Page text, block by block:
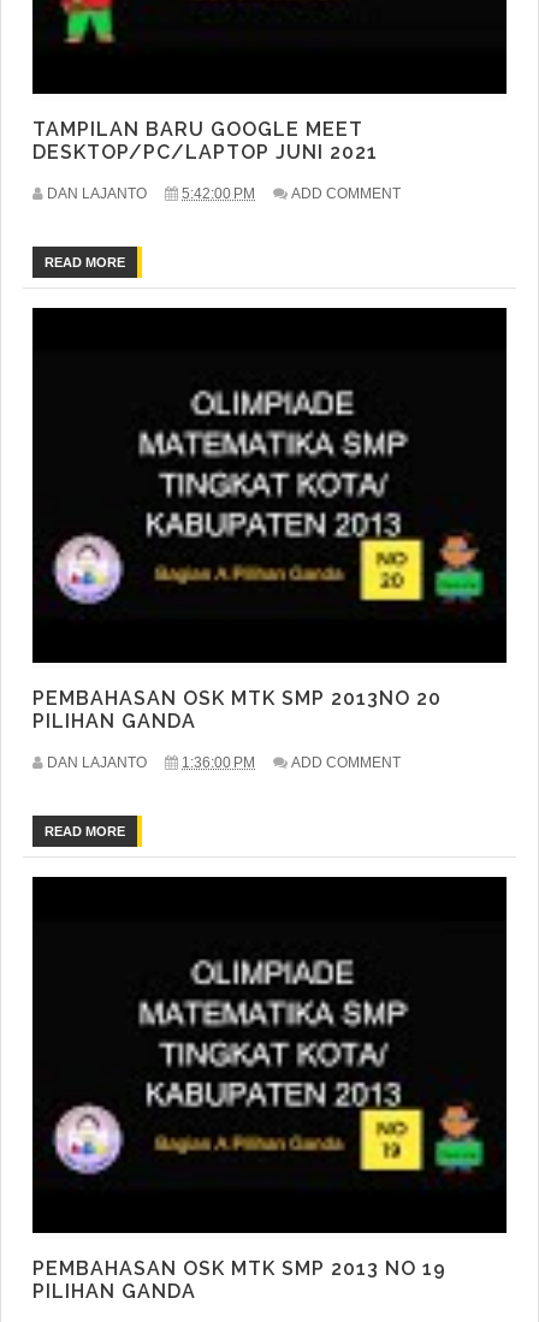
TAMPILAN BARU GOOGLE MEET
DESKTOP/PC/LAPTOP JUNI 2021
DAN LAJANTO 5:42:00 PM ADD COMMENT
READ MORE
PEMBAHASAN OSK MTK SMP 2013NO 20
PILIHAN GANDA
DAN LAJANTO 1:36:00 PM ADD COMMENT
READ MORE
PEMBAHASAN OSK MTK SMP 2013 NO 19
PILIHAN GANDA